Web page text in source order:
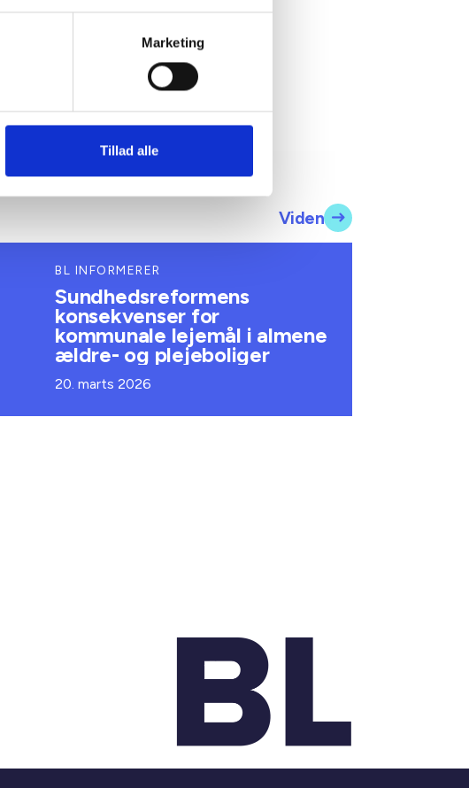
Marketing
Tillad alle
Viden
BL INFORMERER
Sundhedsreformens
konsekvenser for
kommunale lejemål i almene
ældre- og plejeboliger
20. marts 2026